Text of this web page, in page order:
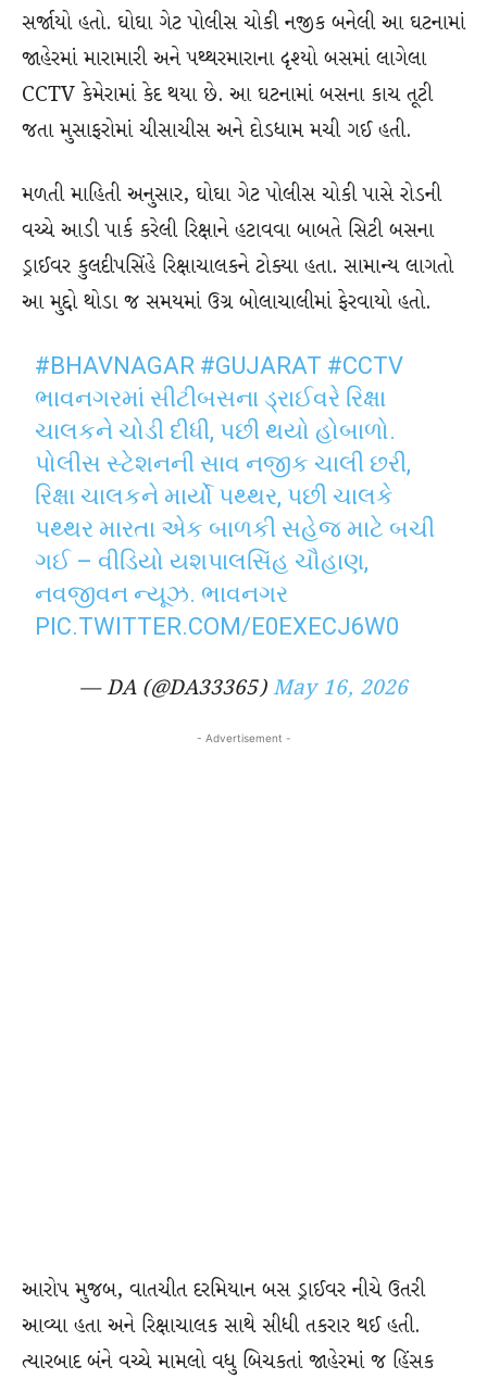
સર્જાયો હતો. ઘોઘા ગેટ પોલીસ ચોકી નજીક બનેલી આ ઘટનામાં
જાહેરમાં મારામારી અને પથ્થરમારાના દૃશ્યો બસમાં લાગેલા
CCTV કેમેરામાં કેદ થયા છે. આ ઘટનામાં બસના કાચ તૂટી
જતા મુસાફરોમાં ચીસાચીસ અને દોડધામ મચી ગઈ હતી.
મળતી માહિતી અનુસાર, ઘોઘા ગેટ પોલીસ ચોકી પાસે રોડની
વચ્ચે આડી પાર્ક કરેલી રિક્ષાને હટાવવા બાબતે સિટી બસના
ડ્રાઈવર કુલદીપસિંહે રિક્ષાચાલકને ટોક્યા હતા. સામાન્ય લાગતો
આ મુદ્દો થોડા જ સમયમાં ઉગ્ર બોલાચાલીમાં ફેરવાયો હતો.
#BHAVNAGAR #GUJARAT #CCTV
ભાવનગરમાં સીટીબસના ડ્રાઈવરે રિક્ષા
ચાલકને ચોડી દીધી, પછી થયો હોબાળો.
પોલીસ સ્ટેશનની સાવ નજીક ચાલી છરી,
રિક્ષા ચાલકને માર્યો પથ્થર, પછી ચાલકે
પથ્થર મારતા એક બાળકી સહેજ માટે બચી
ગઈ – વીડિયો યશપાલસિંહ ચૌહાણ,
નવજીવન ન્યૂઝ. ભાવનગર
PIC.TWITTER.COM/E0EXECJ6W0
— DA (@DA33365)May 16, 2026
- Advertisement -
આરોપ મુજબ, વાતચીત દરમિયાન બસ ડ્રાઈવર નીચે ઉતરી
આવ્યા હતા અને રિક્ષાચાલક સાથે સીધી તકરાર થઈ હતી.
ત્યારબાદ બંને વચ્ચે મામલો વધુ બિચકતાં જાહેરમાં જ હિંસક